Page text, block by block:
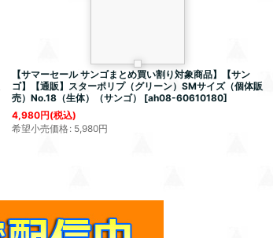
【サマーセール サンゴまとめ買い割り対象商品】【サン
ゴ】【通販】スターポリプ（グリーン）SMサイズ（個体販
売）No.18（生体）（サンゴ）
[ah08-60610180]
4,980円(税込)
希望小売価格: 5,980円